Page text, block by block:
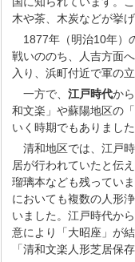
木や茶、木炭などが挙げ
1877年（明治10年）
戦いののち、人吉方面
入り、浜町付近で軍の
一方で、江戸時代から
和文楽」や蘇陽地区の
いく時期でもありました
清和地区では、江戸
居が行われていたと伝
瑠璃本なども残ってい
においても複数の人形
いました。江戸時代か
意により「大昭座」が
「清和文楽人形芝居保